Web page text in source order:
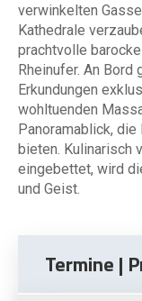
verwinkelten
Kathedrale
prachtvolle
Rheinufer. An
Erkundungen
wohltuenden
Panoramablick, die
bieten. Kulinarisch
eingebettet, wird
und Geist.
Termine |